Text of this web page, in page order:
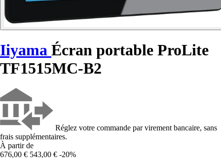
Iiyama Écran portable ProLite
TF1515MC-B2
Réglez votre commande par virement bancaire, sans
frais supplémentaires.
À partir de
676,00 € 543,00 € -20%